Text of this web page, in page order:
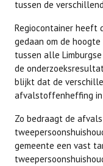
tussen de
Regiocontainer heeft
gedaan om de
tussen alle
de
blijkt dat de
afvalstoffenheffing in
Zo bedraagt de
gemeente een vast